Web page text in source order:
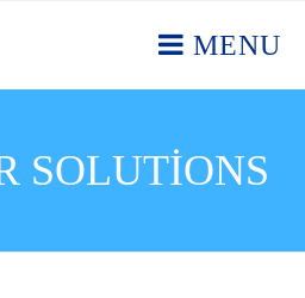
MENU
SOLUTIONS